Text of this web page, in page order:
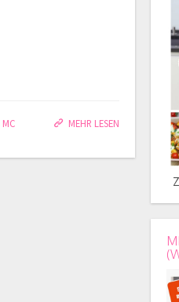
MEHR LESEN
MC